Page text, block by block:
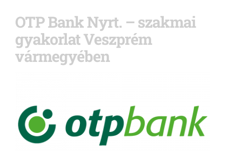
OTP Bank Nyrt. – szakmai
gyakorlat Veszprém
vármegyében